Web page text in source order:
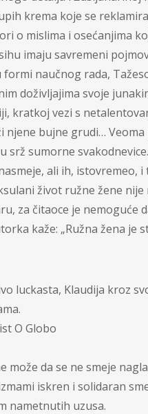
i nauka
krema koje se
o mislima i osećanjima
imaju savremeni
formi naučnog rada,
doživljajima svoje
kratkoj vezi s
njene bujne grudi…
srž sumorne
ali ih, istovremeo,
život ružne žene
za čitaoce je nemoguće
kaže: „Ružna žena je
luckasta, Klaudija kroz
O Globo
može da se ne smeje
iskren i solidaran
nametnutih uzusa.